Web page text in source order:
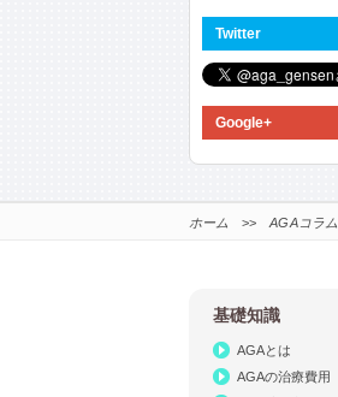
Twitter
Google+
ホーム >>AGAコラム
基礎知識
AGAとは
AGAの治療費用